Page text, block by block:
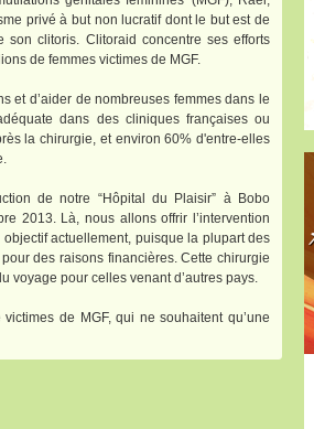
privé à but non lucratif dont le but est de
clitoris. Clitoraid concentre ses efforts
de femmes victimes de MGF.
et d’aider de nombreuses femmes dans le
dans des cliniques françaises ou
la chirurgie, et environ 60% d'entre-elles
de notre “Hôpital du Plaisir” à Bobo
2013. Là, nous allons offrir l’intervention
actuellement, puisque la plupart des
des raisons financières. Cette chirurgie
voyage pour celles venant d’autres pays.
de MGF, qui ne souhaitent qu’une